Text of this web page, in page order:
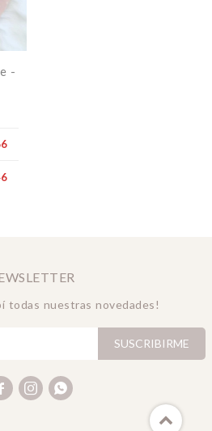
-
todas nuestras novedades!
SUSCRIBIRME
 